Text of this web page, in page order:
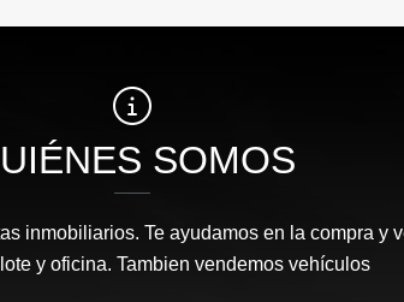
SOMOS
inmobiliarios. Te ayudamos en la compra y
y oficina. Tambien vendemos vehículos